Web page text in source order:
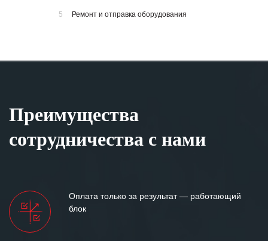
5 Ремонт и отправка оборудования
Преимущества
сотрудничества с нами
Оплата только за результат — работающий
блок